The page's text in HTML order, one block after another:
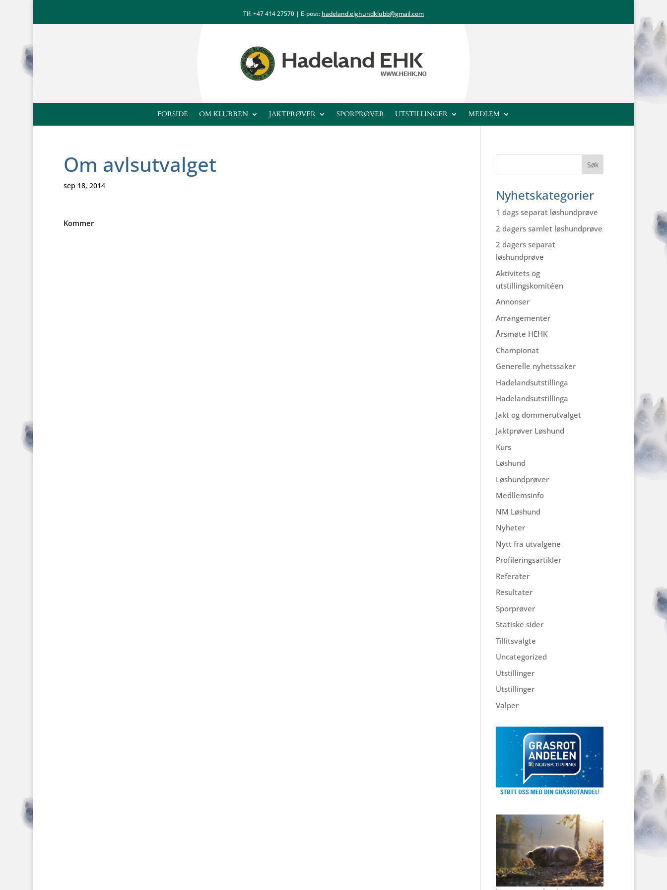
Tlf: +47414 27570 | E-post: hadeland.elghundklubb@gmail.com
FORSIDE OM KLUBBEN JAKTPRØVER SPORPRØVER UTSTILLINGER MEDLEM
Om avlsutvalget
sep 18, 2014
Kommer
Nyhetskategorier
1 dags separat løshundprøve
2 dagers samlet løshundprøve
2 dagers separat
løshundprøve
Aktivitets og
utstillingskomitéen
Annonser
Arrangementer
Årsmøte HEHK
Championat
Generelle nyhetssaker
Hadelandsutstillinga
Hadelandsutstillinga
Jakt og dommerutvalget
Jaktprøver Løshund
Kurs
Løshund
Løshundprøver
Medllemsinfo
NM Løshund
Nyheter
Nytt fra utvalgene
Profileringsartikler
Referater
Resultater
Sporprøver
Statiske sider
Tillitsvalgte
Uncategorized
Utstillinger
Utstillinger
Valper